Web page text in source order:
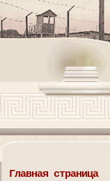
Главная страница